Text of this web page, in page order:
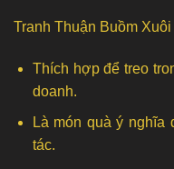
Tranh Thuận Buồm
Thích hợp để treo
doanh.
Là món quà ý nghĩa
tác.